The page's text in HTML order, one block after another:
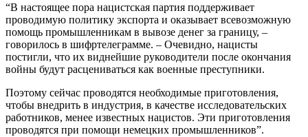
“В настоящее пора нацистская партия поддерживает
проводимую политику экспорта и оказывает всевозможную
помощь промышленникам в вывозе денег за границу, –
говорилось в шифртелеграмме. – Очевидно, нацисты
постигли, что их виднейшие руководители после окончания
войны будут расцениваться как военные преступники.
Поэтому сейчас проводятся необходимые приготовления,
чтобы внедрить в индустрия, в качестве исследовательских
работников, менее известных нацистов. Эти приготовления
проводятся при помощи немецких промышленников”.